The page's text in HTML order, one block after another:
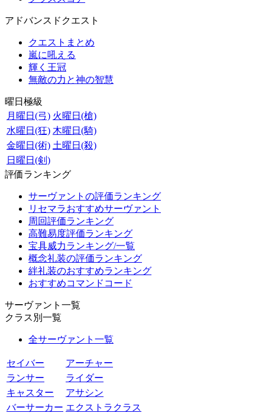
アドバンスドクエスト
クエストまとめ
嵐に吼える
輝く王冠
無敵の力と神の智慧
曜日極級
月曜日(弓) 火曜日(槍)
水曜日(狂) 木曜日(騎)
金曜日(術) 土曜日(殺)
日曜日(剣)
評価ランキング
サーヴァントの評価ランキング
リセマラおすすめサーヴァント
周回評価ランキング
高難易度評価ランキング
宝具威力ランキング/一覧
概念礼装の評価ランキング
絆礼装のおすすめランキング
おすすめコマンドコード
サーヴァント一覧
クラス別一覧
全サーヴァント一覧
セイバー
アーチャー
ランサー
ライダー
キャスター
アサシン
バーサーカー エクストラクラス